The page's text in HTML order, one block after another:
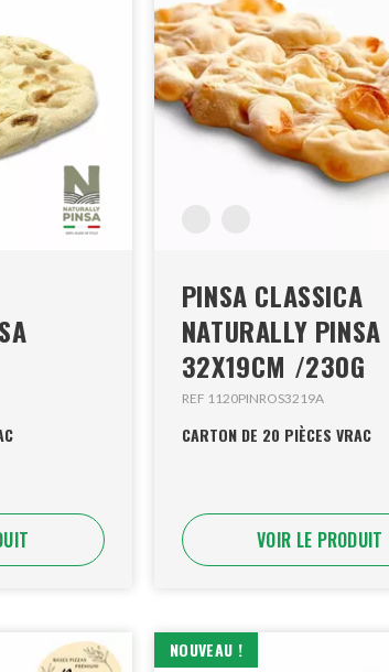
PINSA CLASSICA
NATURALLY PINSA
32X19CM /230G
REF 1120PINROS3219A
CARTON DE 20 PIÈCES VRAC
VOIR LE PRODUIT
NOUVEAU !